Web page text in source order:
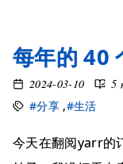
每年的 40
2024-03-10
5
#分享 ,#生活
今天在翻阅yarr的